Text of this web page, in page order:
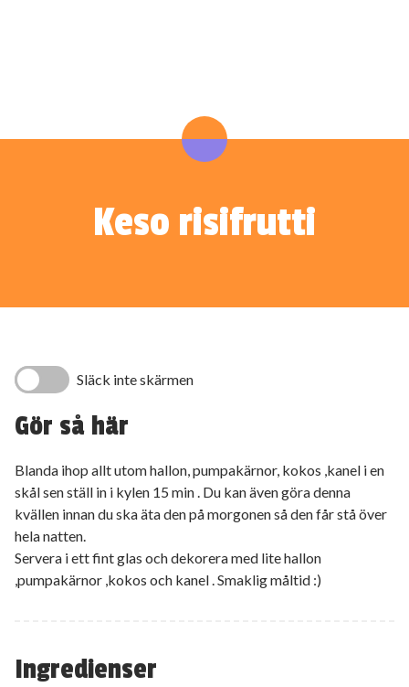
Keso risifrutti
Ingredienser
Släck inte skärmen
Gör så här
Blanda ihop allt utom hallon, pumpakärnor, kokos ,kanel i en
skål sen ställ in i kylen 15 min . Du kan även göra denna
kvällen innan du ska äta den på morgonen så den får stå över
hela natten.
Servera i ett fint glas och dekorera med lite hallon
,pumpakärnor ,kokos och kanel . Smaklig måltid :)